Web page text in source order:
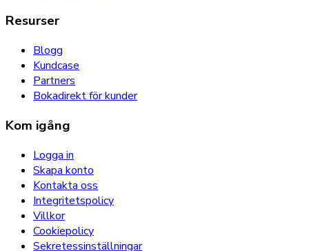
Resurser
Blogg
Kundcase
Partners
Bokadirekt för kunder
Kom igång
Logga in
Skapa konto
Kontakta oss
Integritetspolicy
Villkor
Cookiepolicy
Sekretessinställningar